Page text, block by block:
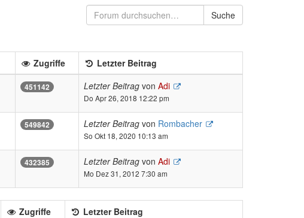
Suche
Zugriffe
Letzter Beitrag
451142 Letzter Beitrag von Adi
Do Apr 26, 2018 12:22 pm
549842 Letzter Beitrag von Rombacher
So Okt 18, 2020 10:13 am
432385 Letzter Beitrag von Adi
Mo Dez 31, 2012 7:30 am
Zugriffe
Letzter Beitrag